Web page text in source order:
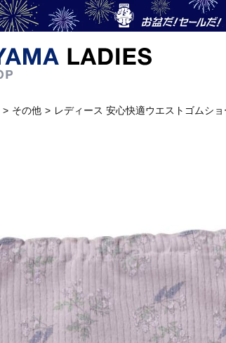
その他 レディース 安心快適ウエストゴムシ